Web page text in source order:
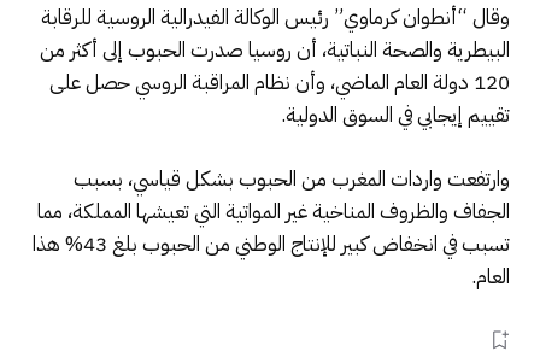
وقال “أنطوان كرماوي” رئيس الوكالة الفيدرالية الروسية للرقابة
البيطرية والصحة النباتية، أن روسيا صدرت الحبوب إلى أكثر من
120 دولة العام الماضي، وأن نظام المراقبة الروسي حصل على
تقييم إيجابي في السوق الدولية.
وارتفعت واردات المغرب من الحبوب بشكل قياسي، بسبب
الجفاف والظروف المناخية غير المواتية التي تعيشها المملكة، مما
تسبب في انخفاض كبير للإنتاج الوطني من الحبوب بلغ 43% هذا
العام.